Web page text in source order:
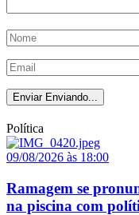
Enviar Enviando...
Política
09/08/2026 às 18:00
Ramagem se
na piscina com